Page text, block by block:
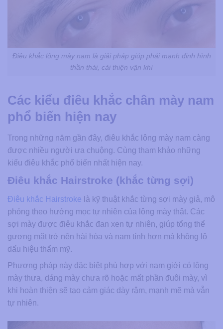
Điêu khắc lông mày nam là giải pháp giúp phái mạnh định hình
thần thái, cải thiện vận khí
Các kiểu điêu khắc chân mày nam
phổ biến hiện nay
Trong những năm gần đây, điêu khắc lông mày nam càng
được nhiều người ưa chuộng. Cùng tham khảo những
kiểu điêu khắc phổ biến nhất hiện nay.
Điêu khắc Hairstroke (khắc từng sợi)
Điêu khắc Hairstroke là kỹ thuật khắc từng sợi mày giả, mô
phỏng theo hướng mọc tự nhiên của lông mày thật. Các
sợi mày được điêu khắc đan xen tự nhiên, giúp tổng thể
gương mặt trở nên hài hòa và nam tính hơn mà không lộ
dấu hiệu thẩm mỹ.
Phương pháp này đặc biệt phù hợp với nam giới có lông
mày thưa, dáng mày chưa rõ hoặc mất phần đuôi mày, vì
khi hoàn thiện sẽ tạo cảm giác dày rậm, mạnh mẽ mà vẫn
tự nhiên.